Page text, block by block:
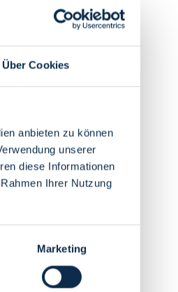
Über Cookies
anbieten zu können
unserer
diese Informationen
Ihrer Nutzung
Marketing